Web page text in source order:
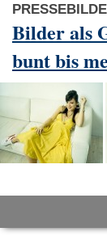
Bilder als
bunt bis